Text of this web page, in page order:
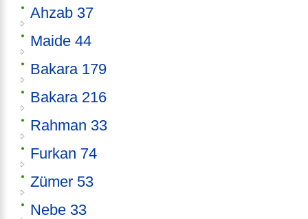
Ahzab 37
Maide 44
Bakara 179
Bakara 216
Rahman 33
Furkan 74
Zümer 53
Nebe 33